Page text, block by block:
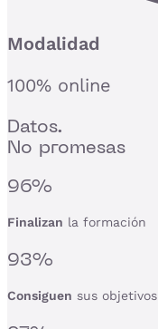
Modalidad
100% online
Datos.
No promesas
96%
Finalizan la formación
93%
Consiguen sus objetivos